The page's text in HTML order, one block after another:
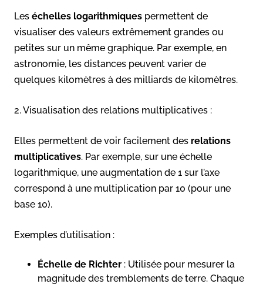
Les échelles logarithmiques permettent de
visualiser des valeurs extrêmement grandes ou
petites sur un même graphique. Par exemple, en
astronomie, les distances peuvent varier de
quelques kilomètres à des milliards de kilomètres.
2. Visualisation des relations multiplicatives :
Elles permettent de voir facilement des relations
multiplicatives. Par exemple, sur une échelle
logarithmique, une augmentation de 1 sur l’axe
correspond à une multiplication par 10 (pour une
base 10).
Exemples d’utilisation :
Échelle de Richter : Utilisée pour mesurer la
magnitude des tremblements de terre. Chaque